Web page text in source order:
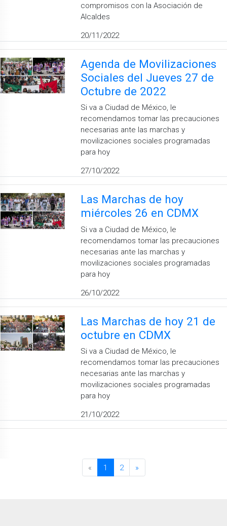
compromisos con la Asociación de
Alcaldes
20/11/2022
Agenda de Movilizaciones
Sociales del Jueves 27 de
Octubre de 2022
Si va a Ciudad de México, le
recomendamos tomar las precauciones
necesarias ante las marchas y
movilizaciones sociales programadas
para hoy
27/10/2022
Las Marchas de hoy
miércoles 26 en CDMX
Si va a Ciudad de México, le
recomendamos tomar las precauciones
necesarias ante las marchas y
movilizaciones sociales programadas
para hoy
26/10/2022
Las Marchas de hoy 21 de
octubre en CDMX
Si va a Ciudad de México, le
recomendamos tomar las precauciones
necesarias ante las marchas y
movilizaciones sociales programadas
para hoy
21/10/2022
« 1 2 »